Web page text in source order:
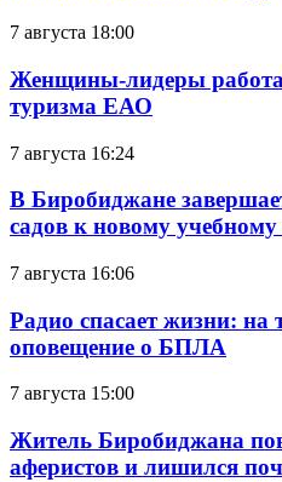
7 августа 18:00
Женщины-лидеры
туризма ЕАО
7 августа 16:24
В Биробиджане
садов к новому учебному
7 августа 16:06
Радио спасает жизни: на
оповещение о БПЛА
7 августа 15:00
Житель Биробиджана
аферистов и лишился